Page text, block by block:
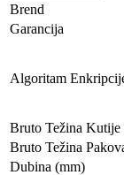
Brend
Garancija
Algoritam
Bruto Težina Kutije
Bruto Težina
Dubina (mm)